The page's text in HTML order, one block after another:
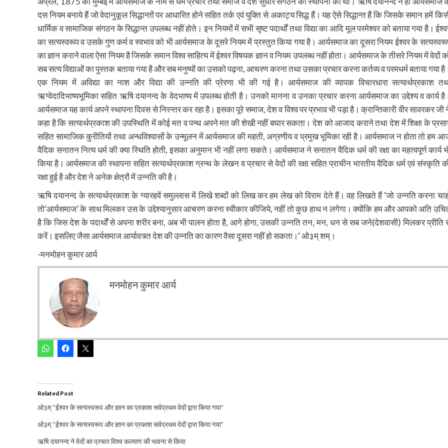
दस नियम बनाये हैं जो वेदानुकूल सिद्धान्तों पर आधारित होने सहित तर्क एवं युक्ति से अकाट्य सिद्ध हैं। यह ऐसे सिद्धान्त हैं कि जिसके समान हमें
धार्मिक व सामाजिक संगठन के सिद्धान्त उपलब्ध नहीं होते। इन नियमों में सभी सृष्ट पदार्थों तथा विद्या का आदि मूल परमेश्वर को बताया गया है।
का सत्यस्वरूप व उसके गुण कर्म व स्वभाव को भी आर्यसमाज के दूसरे नियम में प्रस्तुत किया गया है। आर्यसमाज का दूसरा नियम ईश्वर के
का ज्ञान कराने वाला ऐसा नियम है जिसके समान विश्व साहित्य में ईश्वर विषयक ज्ञान व नियम उपलब्ध नहीं होता। आर्यसमाज के तीसरे नियम में वेदों
सब सत्य विद्याओं का पुस्तक बताया गया है और सब मनुष्यों का उसको पढ़ना, आचरण करना तथा उसका प्रचार करना कर्तव्य व परमधर्म बताया गया
एक नियम में अविद्या का नाश और विद्या की उन्नति की प्रेरणा भी की गई है। आर्यसमाज की व्यापक विचारधारा सत्यार्थप्रकाश
ऋग्वेदादिभाष्यभूमिका सहित ऋषि दयानन्द के वेदभाष्य में उपलब्ध होती है। उनको मानना व उनका प्रचार करना आर्यसमाज का उद्देश्य व कार्य
आर्यसमाज यह कार्य अपने स्थापना दिवस से निरन्तर कर रहा है। इसका पूरे समाज, देश व विश्व पर प्रभाव भी पड़ा है। क्रान्तिकारी वीर सावरकर जी
कहा है कि सत्यार्थप्रकाश की उपस्थिति में कोई मत व पन्थ अपने मत की शेखी नहीं बघार सकता। देश को आजाद कराने तथा देश में शिक्षा के
सहित सामाजिक कुरीतियों तथा अन्धविश्वासों के उन्मूलन में आर्यसमाज की महती, अग्रणीय व प्रमुख भूमिका रही है। आर्यसमाज न होता तो हम
वैदिक सनातन नित्य धर्म की क्या स्थिति होती, इसका अनुमान भी नहीं लगा सकते। आर्यसमाज ने सनातन वैदिक धर्म की रक्षा का महत्वपूर्ण कार्य
किया है। आर्यसमाज की स्थापना सहित सत्यार्थप्रकाश ग्रन्थ के लेखन व प्रचार से वेदों की रक्षा सहित प्राचीन भारतीय वैदिक धर्म एवं संस्कृति
रक्षा हुई है और देश ने अनेक क्षेत्रों में उन्नति की है।
ऋषि दयानन्द के सत्यार्थप्रकाश के ग्यारहवें समुल्लास में लिखे शब्दों को लिख कर हम लेख को विराम देते हैं। वह लिखते हैं ‘जो उन्नति करना
तो‘आर्यसमाज’ के साथ मिलकर उस के उद्देश्यानुसार आचरण करना स्वीकार कीजिये, नहीं तो कुछ हाथ न लगेगा। क्योंकि हम और आपको अति
है कि जिस देश के पदार्थों से अपना शरीर बना, अब भी पालन होता है, आगे होगा, उसकी उन्नति तन, मन, धन से सब जने(देशवासी) मिलकर प्रीति
करें। इसलिए जैसा आर्यसमाज आर्यावत्र्त देश की उन्नति का कारण वैसा दूसरा नहीं हो सकता।‘ ओ३म् शम्।
-मनमोहन कुमार आर्य
मनमोहन कुमार आर्य
Related Post
ओ३म् “ईश्वर के सत्यस्वरूप और ज्ञान का प्रकाश सर्वप्रथम वेदों द्वारा किया गया”
ओ३म् “ईश्वर के सत्यस्वरूप और ज्ञान का प्रकाश सर्वप्रथम वेदों द्वारा किया गया”
ऋषि दयानन्द ने वेदों का प्रचार विश्व कल्याण की भावना से किया